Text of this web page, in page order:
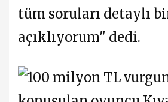
tüm soruları detaylı
açıklıyorum" dedi.